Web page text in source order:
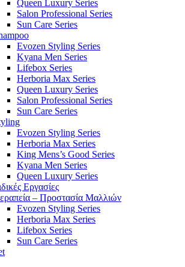
Queen Luxury Series
Salon Professional Series
Sun Care Series
Evozen Styling Series
Kyana Men Series
Lifebox Series
Herboria Max Series
Queen Luxury Series
Salon Professional Series
Sun Care Series
Evozen Styling Series
Herboria Max Series
King Mens’s Good Series
Kyana Men Series
Queen Luxury Series
Εργασίες
– Προστασία Μαλλιών
Evozen Styling Series
Herboria Max Series
Lifebox Series
Sun Care Series